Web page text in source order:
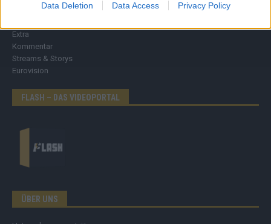
Data Deletion Data Access Privacy Policy
Ratgeber
Extra
Kommentar
Streams & Storys
Eurovision
FLASH – DAS VIDEOPORTAL
ÜBER UNS